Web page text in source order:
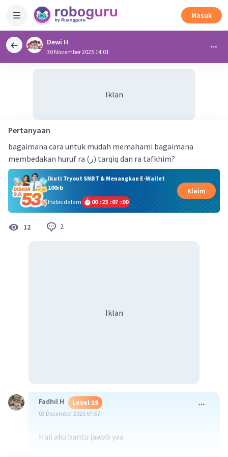
Masuk
Dewi H
30 November 2025 14:01
Iklan
Pertanyaan
bagaimana cara untuk mudah memahami bagaimana
membedakan huruf ra (ر) tarqiq dan ra tafkhim?
Ikuti Tryout SNBT & Menangkan E-Wallet
100rb
Habis dalam
00 :23 :07 :00
Klaim
12 2
Iklan
Fadhil H Level 19
03 Desember 2025 07:57
Haii aku bantu jawab yaa